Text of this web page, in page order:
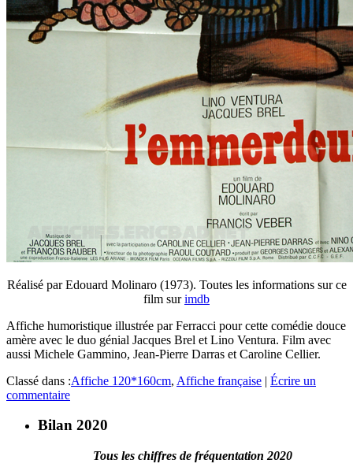
Réalisé par Edouard Molinaro (1973). Toutes les informations sur ce
film surimdb
Affiche humoristique illustrée par Ferracci pour cette comédie douce
amère avec le duo génial Jacques Brel et Lino Ventura. Film avec
aussi Michele Gammino, Jean-Pierre Darras et Caroline Cellier.
Classé dans :Affiche 120*160cm, Affiche française | Écrire un
commentaire
Bilan 2020
Tous les chiffres de fréquentation 2020